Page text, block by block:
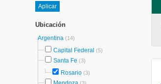
Ubicación
Argentina (14)
Capital Federal (5)
Santa Fe (3)
Rosario (3)